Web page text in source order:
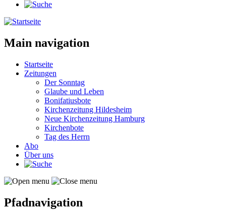
Main navigation
Startseite
Zeitungen
Der Sonntag
Glaube und Leben
Bonifatiusbote
Kirchenzeitung Hildesheim
Neue Kirchenzeitung Hamburg
Kirchenbote
Tag des Herrn
Abo
Über uns
Pfadnavigation